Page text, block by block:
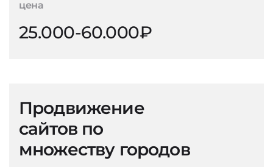
цена
25.000-60.000₽
Продвижение
сайтов по
множеству городов